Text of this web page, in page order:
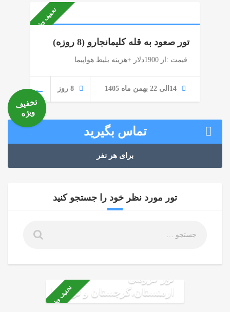
تخفیف ویژه
تور صعود به قله کلیمانجارو (8 روزه)
قیمت :از 1900دلار +هزینه بلیط هواپیما
14الی 22 بهمن ماه 1405 8 روز
تماس بگیرید
برای هر نفر
تخفیف
ویژه
تور مورد نظر خود را جستجو کنید
تخفیف ویژه
تور گروهی
ارمنستان،گرجستان و ترکیه با
ماشین شخصی